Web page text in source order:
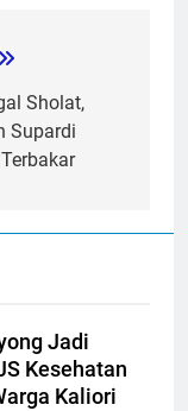
Sholat,
Supardi
Jadi
Kesehatan
Kaliori